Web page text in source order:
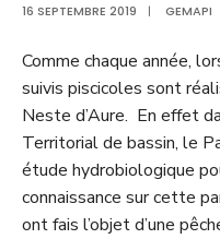
16 SEPTEMBRE 2019 | GEMAPI
Comme chaque année,
suivis piscicoles sont
Neste d’Aure. En effet
Territorial de bassin, le
étude hydrobiologique
connaissance sur cette
ont fais l’objet d’une